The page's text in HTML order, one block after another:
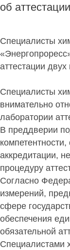
об
Специалисты
аттестации
Специалисты
внимательно
лаборатории
В преддверии
аккредитации,
процедуру
Согласно
измерений,
сфере
обеспечения
обязательной
Специалистами